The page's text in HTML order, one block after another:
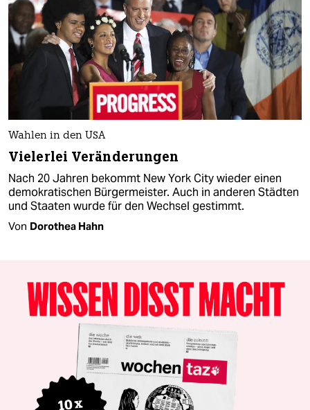
Wahlen in den USA
Vielerlei Veränderungen
Nach 20 Jahren bekommt New York City wieder einen
demokratischen Bürgermeister. Auch in anderen Städten
und Staaten wurde für den Wechsel gestimmt.
Von Dorothea Hahn